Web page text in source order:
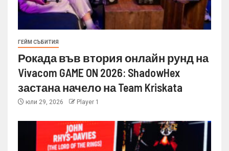
ГЕЙМ СЪБИТИЯ
Рокада във втория онлайн рунд на
Vivacom GAME ON 2026: ShadowHex
застана начело на Team Kriskata
юли 29, 2026 Player 1